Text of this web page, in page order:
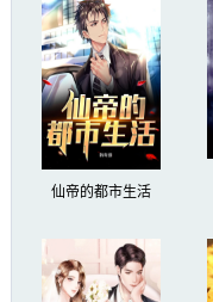
仙帝的都市生活